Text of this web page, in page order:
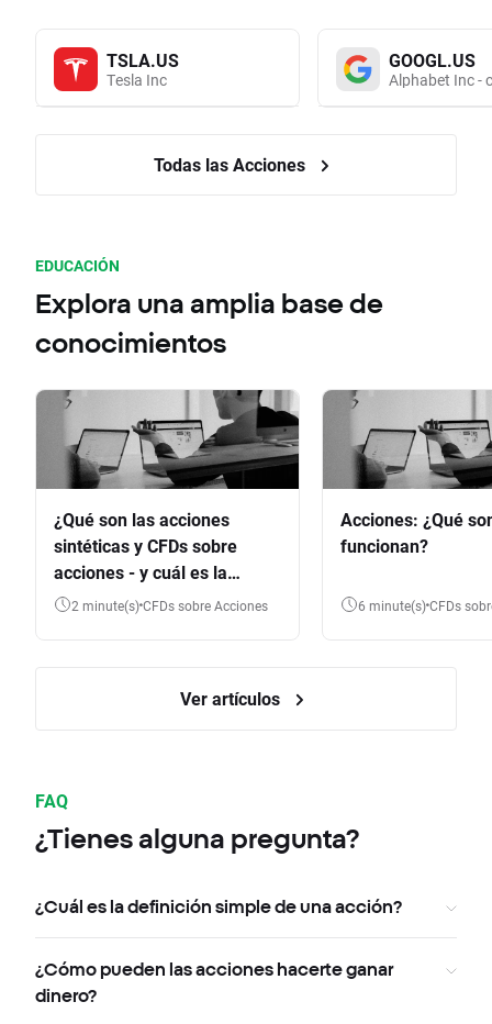
TSLA.US
Tesla Inc
GOOGL.US
Alphabet Inc -
Todas las Acciones
EDUCACIÓN
Explora una amplia base de
conocimientos
¿Qué son las acciones
sintéticas y CFDs sobre
acciones - y cuál es la
diferencia?
2 minute(s) CFDs sobre Acciones
Acciones: ¿Qué
funcionan?
6 minute(s) CFDs
Ver artículos
FAQ
¿Tienes alguna pregunta?
¿Cuál es la definición simple de una acción?
¿Cómo pueden las acciones hacerte ganar
dinero?